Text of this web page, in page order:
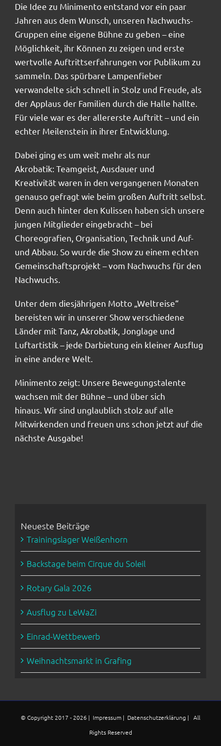
Die Idee zu Minimento entstand vor ein paar
Jahren aus dem Wunsch, unseren Nachwuchs-
Gruppen eine eigene Bühne zu geben – eine
Möglichkeit, ihr Können zu zeigen und erste
wertvolle Auftrittserfahrungen vor Publikum zu
sammeln. Das spürbare Lampenfieber
verwandelte sich schnell in Stolz und Freude, als
der Applaus der Familien durch die Halle hallte.
Für viele war es der allererste Auftritt – und ein
echter Meilenstein in ihrer Entwicklung.
Dabei ging es um weit mehr als nur
Akrobatik: Teamgeist, Ausdauer und
Kreativität waren in den vergangenen Monaten
genauso gefragt wie beim großen Auftritt selbst.
Denn auch hinter den Kulissen haben sich unsere
jungen Mitglieder eingebracht – bei
Choreografien, Organisation, Technik und Auf-
und Abbau. So wurde die Show zu einem echten
Gemeinschaftsprojekt – vom Nachwuchs für den
Nachwuchs.
Unter dem diesjährigen Motto „Weltreise“
bereisten wir in unserer Show verschiedene
Länder mit Tanz, Akrobatik, Jonglage und
Luftartistik – jede Darbietung ein kleiner Ausflug
in eine andere Welt.
Minimento zeigt: Unsere Bewegungstalente
wachsen mit der Bühne – und über sich
hinaus. Wir sind unglaublich stolz auf alle
Mitwirkenden und freuen uns schon jetzt auf die
nächste Ausgabe!
Neueste Beiträge
Trainingslager Weißenhorn
Backstage beim Cirque du Soleil
Rotary Gala 2026
Ausflug zu LeWaZi
Einrad-Wettbewerb
Weihnachtsmarkt in Grafing
© Copyright 2017 - 2026 | Impressum | Datenschutzerklärung | All
Rights Reserved